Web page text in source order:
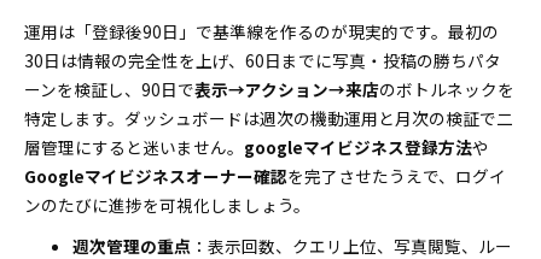
運用は「登録後90日」で基準線を作るのが現実的です。最初の
30日は情報の完全性を上げ、60日までに写真・投稿の勝ちパタ
ーンを検証し、90日で表示→アクション→来店のボトルネックを
特定します。ダッシュボードは週次の機動運用と月次の検証で二
層管理にすると迷いません。 googleマイビジネス登録方法や
Googleマイビジネスオーナー確認を完了させたうえで、ログイ
ンのたびに進捗を可視化しましょう。
週次管理の重点 ：表示回数、クエリ上位、写真閲覧、ルー